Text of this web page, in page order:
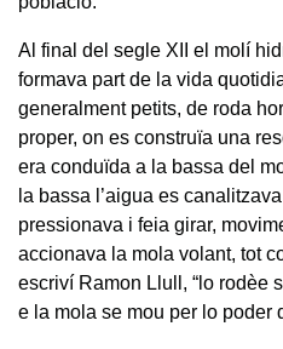
Al final del segle XII el molí
formava part de la vida
generalment petits, de roda
proper, on es construïa una
era conduïda a la bassa del
la bassa l’aigua es
pressionava i feia girar,
accionava la mola volant, tot
escriví Ramon Llull, “lo rodèe
e la mola se mou per lo poder